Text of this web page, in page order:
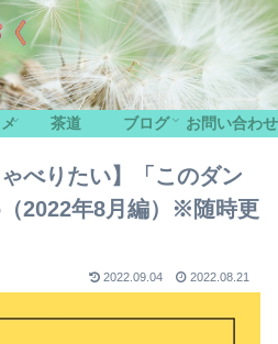
茶道 ブログ お問い合わせ
べりたい】「このダン
2022年8月編）※随時更
2022.09.04 2022.08.21